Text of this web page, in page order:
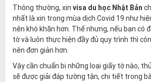
Thông thường, xin visa du học Nhật Bản
nhất là xin trong mùa dịch Covid 19 như
nên khó khăn hơn. Thế nhưng, nếu bạn có
tờ và luôn thực hiện đầy đủ quy trình thì
nên đơn giản hơn.
Vậy cần chuẩn bị những loại giấy tờ nào,
sẽ được giải đáp tường tận, chi tiết trong